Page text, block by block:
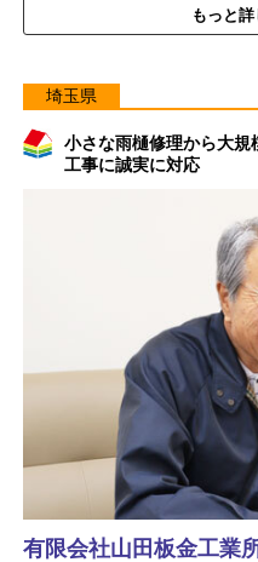
もっと
埼玉県
小さな雨樋修理から大規
工事に誠実に対応
有限会社山田板金工業